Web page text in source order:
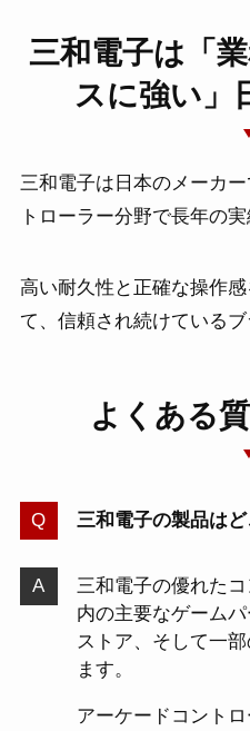
三和電子は「
スに強い」
三和電子は日本のメーカ
トローラー分野で長年の
高い耐久性と正確な操作
て、信頼され続けているブ
よくある
三和電子の製品は
三和電子の優れた
内の主要なゲーム
ストア、そして一
ます。
アーケードコント